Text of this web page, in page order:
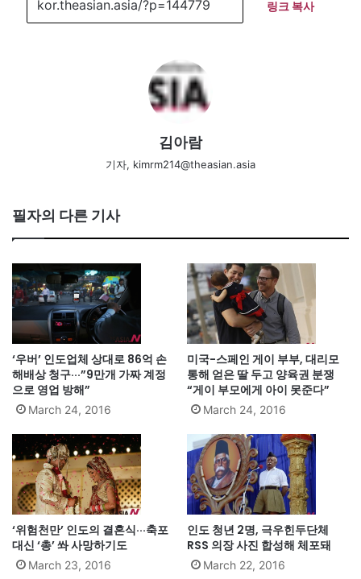
링크 복사
김아람
기자, kimrm214@theasian.asia
필자의 다른 기사
‘우버’ 인도업체 상대로 86억 손
해배상 청구···”9만개 가짜 계정
으로 영업 방해”
March 24, 2016
미국-스페인 게이 부부, 대리모
통해 얻은 딸 두고 양육권 분쟁
“게이 부모에게 아이 못준다”
March 24, 2016
‘위험천만’ 인도의 결혼식···축포
대신 ‘총’ 쏴 사망하기도
March 23, 2016
인도 청년 2명, 극우힌두단체
RSS 의장 사진 합성해 체포돼
March 22, 2016